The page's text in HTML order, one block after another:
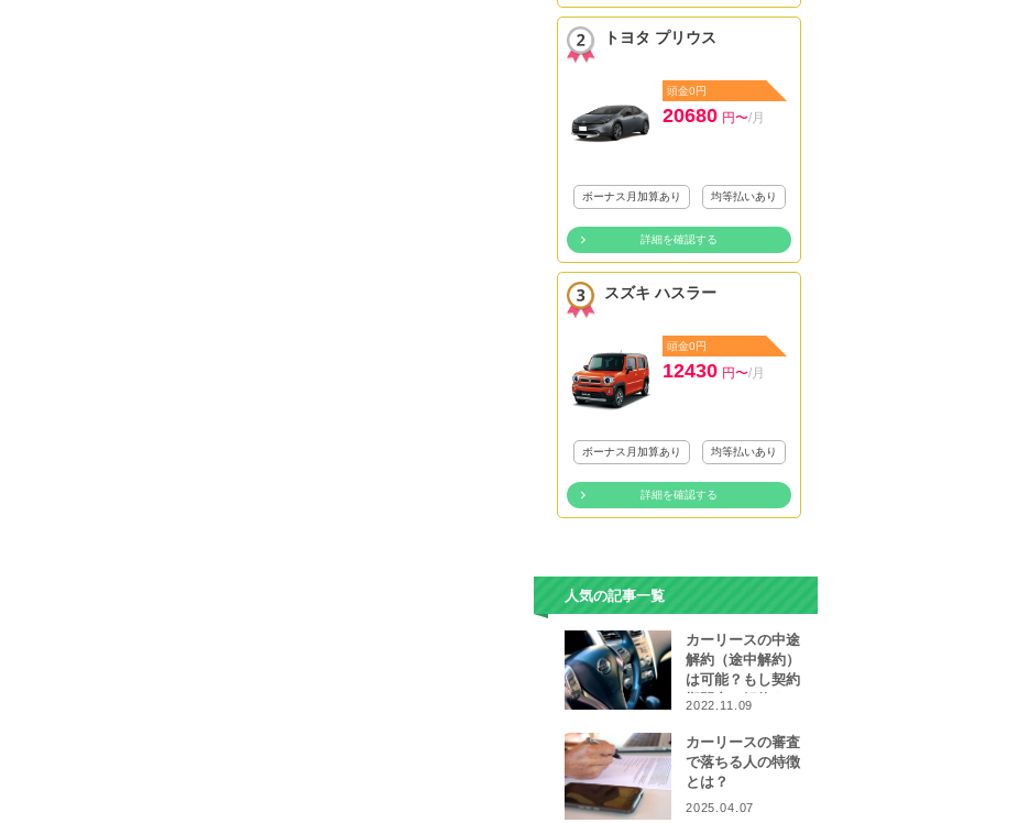
トヨタ プリウス
頭金0円
20680 円〜/月
ボーナス月加算あり 均等払いあり
詳細を確認する
スズキ ハスラー
頭金0円
12430 円〜/月
ボーナス月加算あり 均等払いあり
詳細を確認する
人気の記事一覧
カーリースの中途
解約（途中解約）
は可能？もし契約
期間中に解約をし
なったら…
2022.11.09
カーリースの審査
で落ちる人の特徴
とは？
2025.04.07